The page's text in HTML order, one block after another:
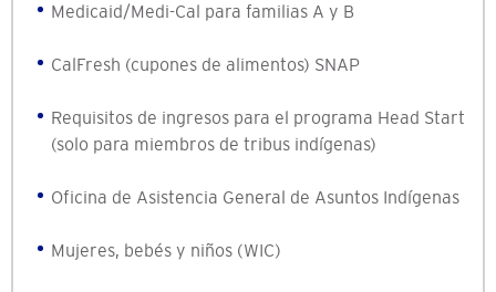
Medicaid/Medi-Cal para familias A y B
CalFresh (cupones de alimentos) SNAP
Requisitos de ingresos para el programa Head Start
(solo para miembros de tribus indígenas)
Oficina de Asistencia General de Asuntos Indígenas
Mujeres, bebés y niños (WIC)